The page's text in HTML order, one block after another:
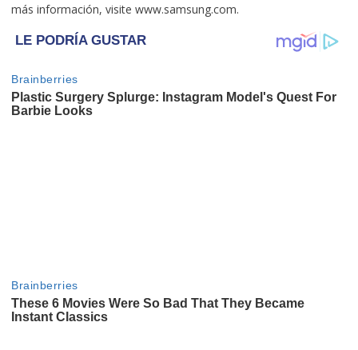
más información, visite www.samsung.com.